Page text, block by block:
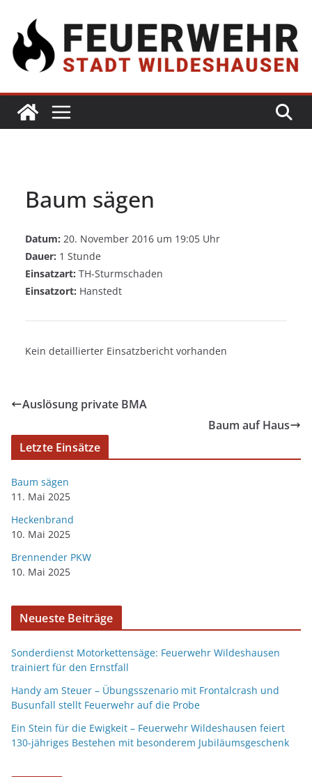
Baum sägen
Datum: 20. November 2016 um 19:05 Uhr
Dauer: 1 Stunde
Einsatzart: TH-Sturmschaden
Einsatzort: Hanstedt
Kein detaillierter Einsatzbericht vorhanden
Auslösung private BMA
Baum auf Haus
Letzte Einsätze
Baum sägen
11. Mai 2025
Heckenbrand
10. Mai 2025
Brennender PKW
10. Mai 2025
Neueste Beiträge
Sonderdienst Motorkettensäge: Feuerwehr Wildeshausen
trainiert für den Ernstfall
Handy am Steuer – Übungsszenario mit Frontalcrash und
Busunfall stellt Feuerwehr auf die Probe
Ein Stein für die Ewigkeit – Feuerwehr Wildeshausen feiert
130-jähriges Bestehen mit besonderem Jubiläumsgeschenk